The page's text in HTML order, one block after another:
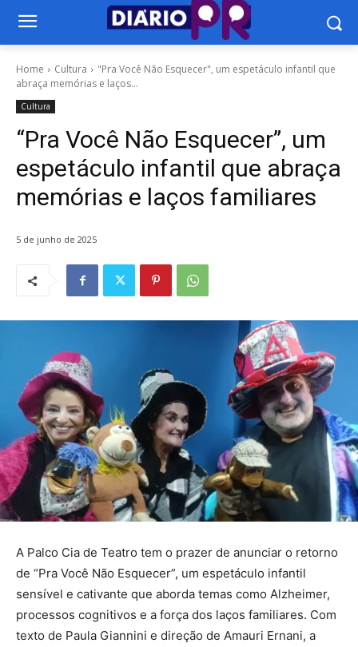
Home Cultura
"Pra Você Não Esquecer", um espetáculo infantil que
abraça memórias e laços...
Cultura
“Pra Você Não Esquecer”, um
espetáculo infantil que abraça
memórias e laços familiares
5 de junho de 2025
A Palco Cia de Teatro tem o prazer de anunciar o retorno
de “Pra Você Não Esquecer”, um espetáculo infantil
sensível e cativante que aborda temas como Alzheimer,
processos cognitivos e a força dos laços familiares. Com
texto de Paula Giannini e direção de Amauri Ernani, a